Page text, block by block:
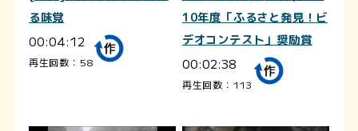
る味覚
00:04:12
再生回数：58
10年度「ふるさと発見！ビ
デオコンテスト」奨励賞
00:02:38
再生回数：113